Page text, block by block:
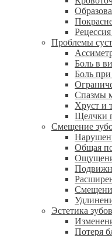
Проблемы
Боль в
Боль
Спазмы
Хруст и
Щелчки
Смещение
Общая
Эстетика зубов
Потеря